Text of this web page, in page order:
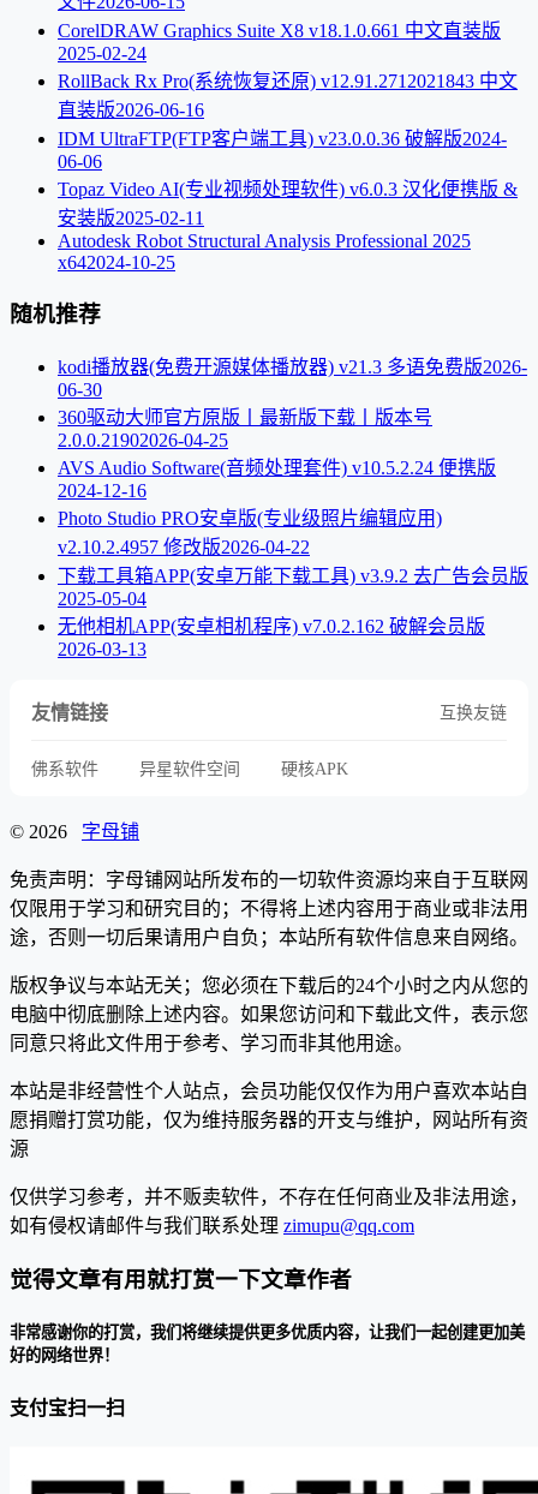
CorelDRAW Graphics Suite X8 v18.1.0.661 中文直装版
2025-02-24
RollBack Rx Pro(系统恢复还原) v12.91.2712021843 中文
直装版2026-06-16
IDM UltraFTP(FTP客户端工具) v23.0.0.36 破解版2024-
06-06
Topaz Video AI(专业视频处理软件) v6.0.3 汉化便携版 &
安装版2025-02-11
Autodesk Robot Structural Analysis Professional 2025
x642024-10-25
随机推荐
kodi播放器(免费开源媒体播放器) v21.3 多语免费版2026-
06-30
360驱动大师官方原版丨最新版下载丨版本号
2.0.0.21902026-04-25
AVS Audio Software(音频处理套件) v10.5.2.24 便携版
2024-12-16
Photo Studio PRO安卓版(专业级照片编辑应用)
v2.10.2.4957 修改版2026-04-22
下载工具箱APP(安卓万能下载工具) v3.9.2 去广告会员版
2025-05-04
无他相机APP(安卓相机程序) v7.0.2.162 破解会员版
2026-03-13
友情链接 互换友链
佛系软件 异星软件空间 硬核APK
© 2026 字母铺
免责声明：字母铺网站所发布的一切软件资源均来自于互联网
仅限用于学习和研究目的；不得将上述内容用于商业或非法用
途，否则一切后果请用户自负；本站所有软件信息来自网络。
版权争议与本站无关；您必须在下载后的24个小时之内从您的
电脑中彻底删除上述内容。如果您访问和下载此文件，表示您
同意只将此文件用于参考、学习而非其他用途。
本站是非经营性个人站点，会员功能仅仅作为用户喜欢本站自
愿捐赠打赏功能，仅为维持服务器的开支与维护，网站所有资
源
仅供学习参考，并不贩卖软件，不存在任何商业及非法用途，
如有侵权请邮件与我们联系处理 zimupu@qq.com
觉得文章有用就打赏一下文章作者
非常感谢你的打赏，我们将继续提供更多优质内容，让我们一起创建更加美
好的网络世界！
支付宝扫一扫